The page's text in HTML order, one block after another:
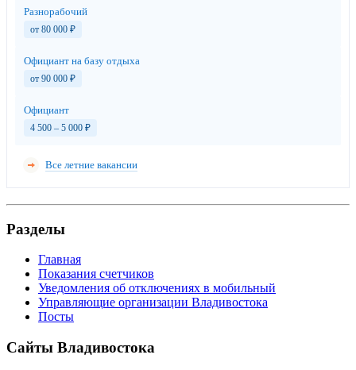
Разнорабочий
от 80 000 ₽
Официант на базу отдыха
от 90 000 ₽
Официант
4 500 – 5 000 ₽
Все летние вакансии
Разделы
Главная
Показания счетчиков
Уведомления об отключениях в мобильный
Управляющие организации Владивостока
Посты
Сайты Владивостока